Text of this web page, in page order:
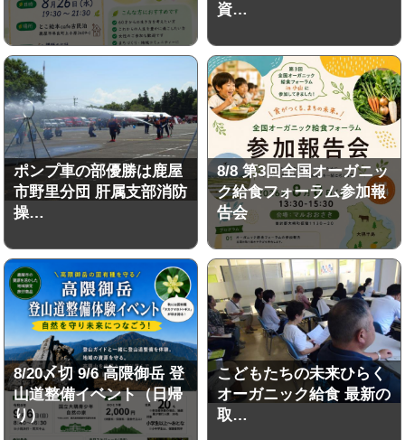
資…
ポンプ車の部優勝は鹿屋
市野里分団 肝属支部消防
操…
8/8 第3回全国オーガニッ
ク給食フォーラム参加報
告会
8/20〆切 9/6 高隈御岳 登
山道整備イベント（日帰
り）
こどもたちの未来ひらく
オーガニック給食 最新の
取…